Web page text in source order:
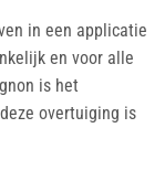
in een applicatie
en voor alle
is het
overtuiging is